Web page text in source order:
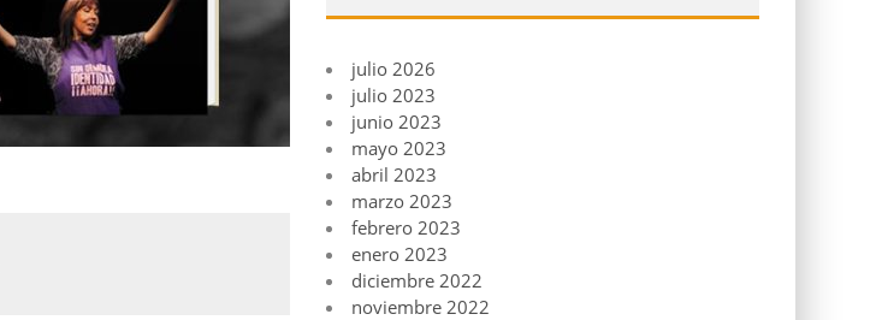
julio 2026
julio 2023
junio 2023
mayo 2023
abril 2023
marzo 2023
febrero 2023
enero 2023
diciembre 2022
noviembre 2022